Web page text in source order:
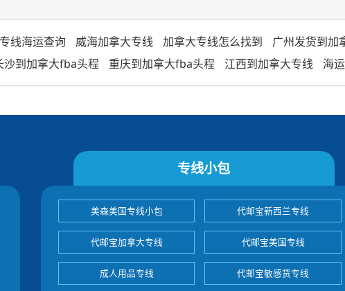
线海运查询 威海加拿大专线 加拿大专线怎么找到 广州发货到加
沙到加拿大fba头程 重庆到加拿大fba头程 江西到加拿大专线 海
专线小包
美森美国专线小包 代邮宝新西兰专线
代邮宝加拿大专线 代邮宝美国专线
成人用品专线 代邮宝敏感货专线